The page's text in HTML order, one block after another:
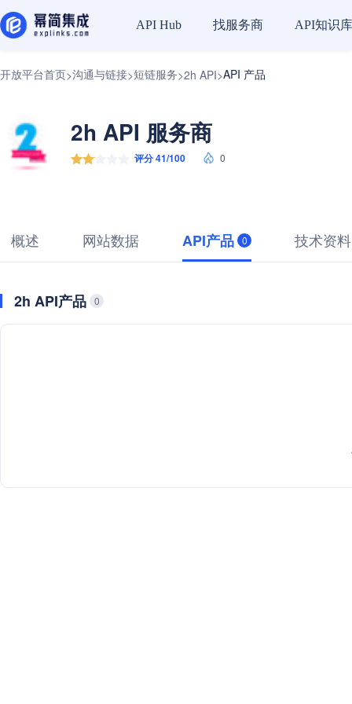
API Hub 找服务商 API知识库
开放平台首页>沟通与链接>短链服务>2h API>API 产品
2h API 服务商
评分 41/100 0
概述 网站数据 API产品 0 技术资料
2h API产品 0